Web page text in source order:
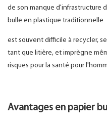
de son manque d'infrastructure
bulle en plastique traditionnelle
est souvent difficile à recycler,
tant que litière, et imprègne
risques pour la santé pour
Avantages en papier